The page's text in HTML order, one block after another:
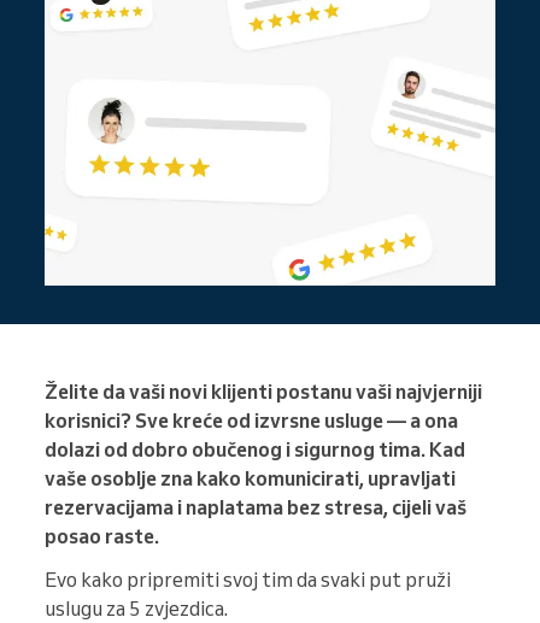
Želite da vaši novi klijenti postanu vaši najvjerniji
korisnici? Sve kreće od izvrsne usluge — a ona
dolazi od dobro obučenog i sigurnog tima. Kad
vaše osoblje zna kako komunicirati, upravljati
rezervacijama i naplatama bez stresa, cijeli vaš
posao raste.
Evo kako pripremiti svoj tim da svaki put pruži
uslugu za 5 zvjezdica.